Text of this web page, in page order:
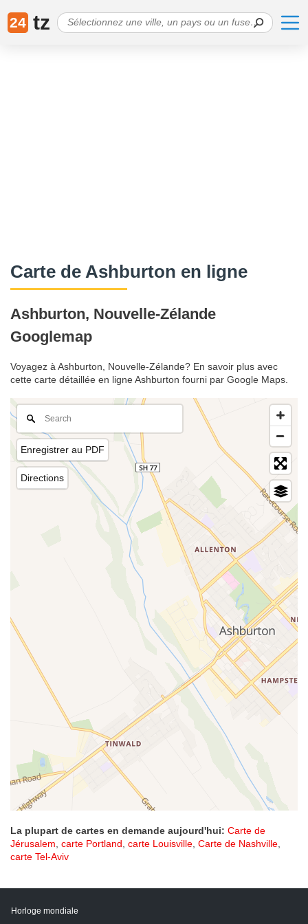
24 tz
Сarte de Ashburton en ligne
Ashburton, Nouvelle-Zélande
Googlemap
Voyagez à Ashburton, Nouvelle-Zélande? En savoir plus avec
cette carte détaillée en ligne Ashburton fourni par Google Maps.
Enregistrer au PDF
Directions
La plupart de cartes en demande aujourd'hui: Carte de
Jérusalem, carte Portland, carte Louisville, Carte de Nashville,
carte Tel-Aviv
Horloge mondiale